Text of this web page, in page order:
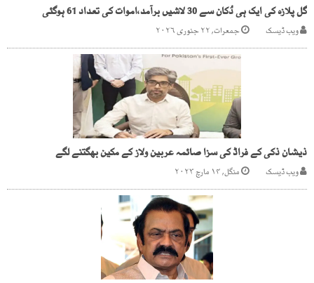
گل پلازہ کی ایک ہی دُکان سے 30 لاشیں برآمد،اموات کی تعداد 61 ہوگئی
ویب ڈیسک جمعرات, ۲۲ جنوری ۲۰۲۶
ذیشان ذکی کے فراڈ کی سزا صائمہ عربین ولاز کے مکین بھگتنے لگے
ویب ڈیسک منگل, ۱۴ مارچ ۲۰۲۳